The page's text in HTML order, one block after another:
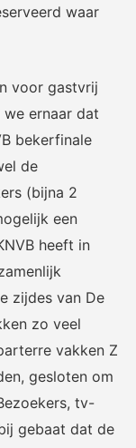
waar
voor gastvrij
ernaar dat
bekerfinale
de
(bijna 2
een
heeft in
zijdes van De
zo veel
vakken Z
gesloten om
tv-
gebaat dat de